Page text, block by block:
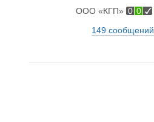
ООО «КГП» 0 0
149 сообщений